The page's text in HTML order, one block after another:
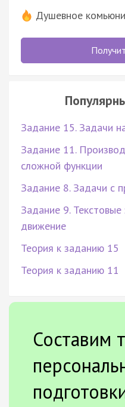
Душевное
Задание 15. Задачи
Задание 11.
сложной функции
Задание 8. Задачи с
Задание 9.
движение
Теория к заданию 15
Теория к заданию 11
Составим